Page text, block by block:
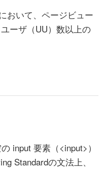
おいて、ページビュー
ーザ（UU）数以上の
input 要素（<input>）
Standardの文法上、